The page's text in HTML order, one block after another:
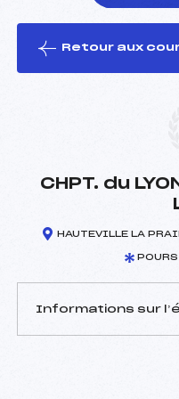
le ski
Retour aux
CHPT. du
HAUTEVILLE LA
POURS
Informations sur